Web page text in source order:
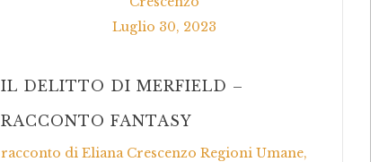
Luglio 30, 2023
IL DELITTO DI MERFIELD –
RACCONTO FANTASY
racconto di Eliana Crescenzo Regioni Umane,